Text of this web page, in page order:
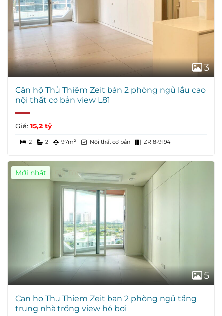
3
Căn hộ Thủ Thiêm Zeit bán 2 phòng ngủ lầu cao
nội thất cơ bản view L81
Giá: 15,2 tỷ
2 2 97m² Nội thất cơ bản ZR 8-9194
Mới nhất Giá Tốt
5
Can ho Thu Thiem Zeit ban 2 phòng ngủ tầng
trung nhà trống view hồ bơi